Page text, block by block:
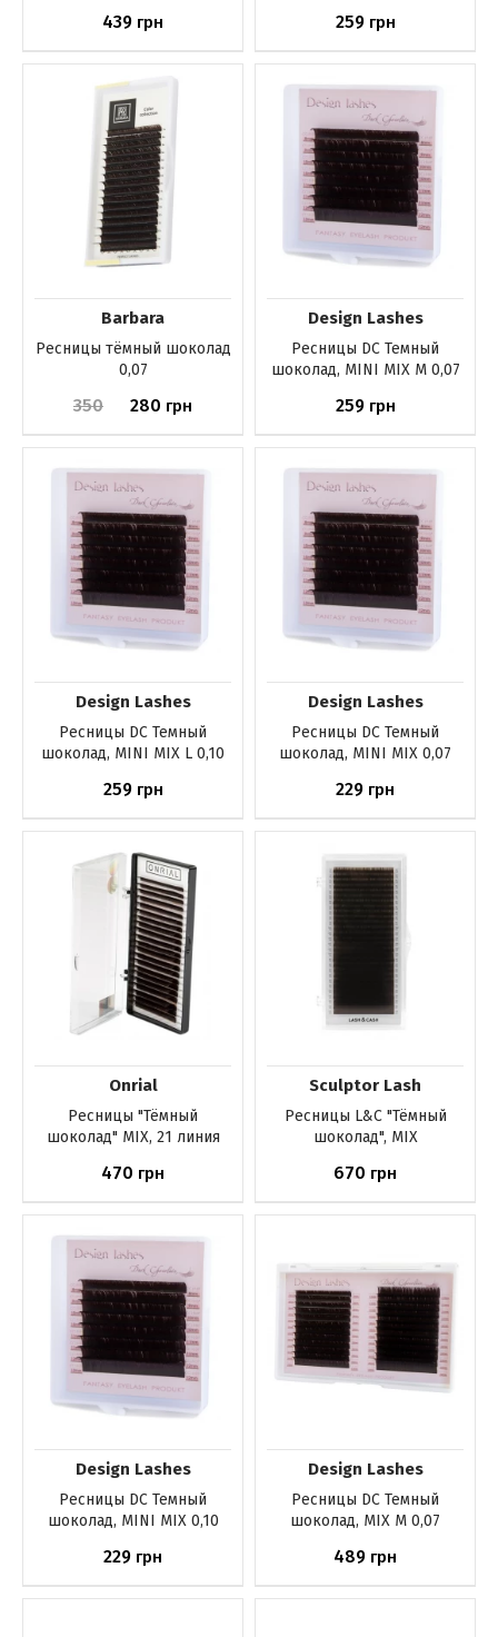
439 грн 259грн
Barbara
Ресницы тёмный шоколад
0,07
350 280 грн
Design Lashes
Ресницы DС Темный
шоколад, MINI MIX M 0,07
259грн
Design Lashes
Ресницы DС Темный
шоколад, MINI MIX L 0,10
259грн
Design Lashes
Ресницы DС Темный
шоколад, MINI MIX 0,07
229 грн
Onrial
Ресницы "Тёмный
шоколад" MIX, 21 линия
470 грн
Sculptor Lash
Ресницы L&C "Тёмный
шоколад", MIX
670 грн
Design Lashes
Ресницы DС Темный
шоколад, MINI MIX 0,10
229 грн
Design Lashes
Ресницы DС Темный
шоколад, MIX M 0,07
489 грн